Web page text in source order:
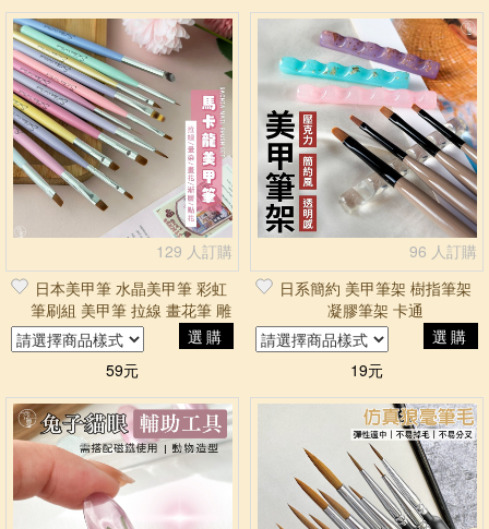
129 人訂購
日本美甲筆 水晶美甲筆 彩虹
筆刷組 美甲筆 拉線 畫花筆 雕
花筆 美甲凝膠筆 馬卡龍
選購
59元
96 人訂購
日系簡約 美甲筆架 樹指筆架
凝膠筆架 卡通
選購
19元